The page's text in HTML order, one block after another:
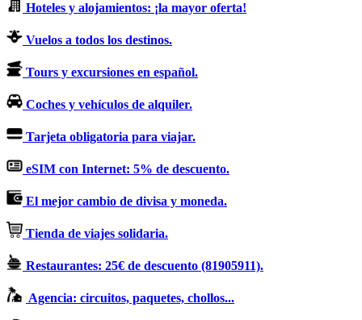
Hoteles y alojamientos: ¡la mayor oferta!
Vuelos a todos los destinos.
Tours y excursiones en español.
Coches y vehículos de alquiler.
Tarjeta obligatoria para viajar.
eSIM con Internet: 5% de descuento.
El mejor cambio de divisa y moneda.
Tienda de viajes solidaria.
Restaurantes: 25€ de descuento (81905911).
Agencia: circuitos, paquetes, chollos...